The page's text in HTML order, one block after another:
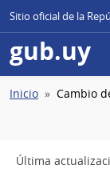
Sitio oficial de la
gub.uy
Ruta
Inicio Cambio
Última